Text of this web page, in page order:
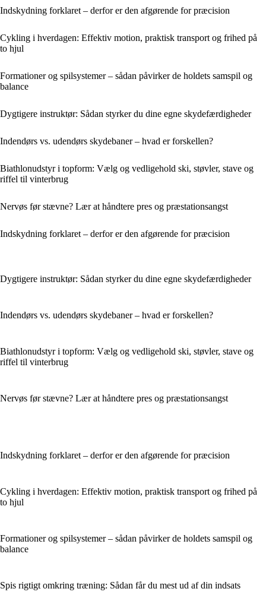
Indskydning forklaret – derfor er den afgørende for præcision
Cykling i hverdagen: Effektiv motion, praktisk transport og frihed på
to hjul
Formationer og spilsystemer – sådan påvirker de holdets samspil og
balance
Dygtigere instruktør: Sådan styrker du dine egne skydefærdigheder
Indendørs vs. udendørs skydebaner – hvad er forskellen?
Biathlonudstyr i topform: Vælg og vedligehold ski, støvler, stave og
riffel til vinterbrug
Nervøs før stævne? Lær at håndtere pres og præstationsangst
Indskydning forklaret – derfor er den afgørende for præcision
Dygtigere instruktør: Sådan styrker du dine egne skydefærdigheder
Indendørs vs. udendørs skydebaner – hvad er forskellen?
Biathlonudstyr i topform: Vælg og vedligehold ski, støvler, stave og
riffel til vinterbrug
Nervøs før stævne? Lær at håndtere pres og præstationsangst
Indskydning forklaret – derfor er den afgørende for præcision
Cykling i hverdagen: Effektiv motion, praktisk transport og frihed på
to hjul
Formationer og spilsystemer – sådan påvirker de holdets samspil og
balance
Spis rigtigt omkring træning: Sådan får du mest ud af din indsats